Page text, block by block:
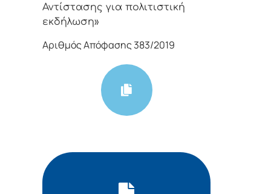
Αντίστασης για πολιτιστική
εκδήλωση»
Αριθμός Απόφασης 383/2019